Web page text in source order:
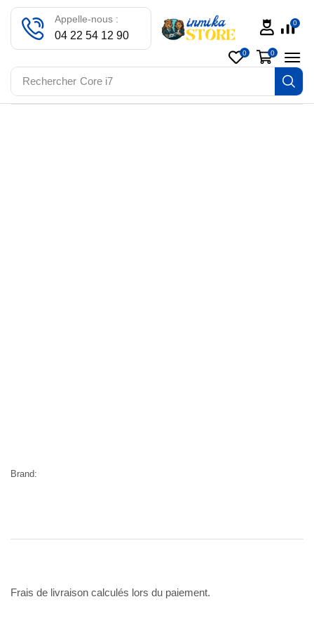
Rechercher Core i7
Appelle-nous :
04 22 54 12 90
0
0 0
Brand:
Frais de livraison calculés lors du paiement.